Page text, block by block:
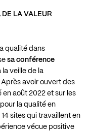
DE LA VALEUR
qualité dans
sa conférence
la veille de la
Après avoir ouvert des
en août 2022 et sur les
la qualité en
sites qui travaillent en
vécue positive